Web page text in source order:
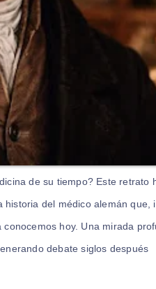
de su tiempo? Este
del médico alemán
hoy. Una mirada
debate siglos después.